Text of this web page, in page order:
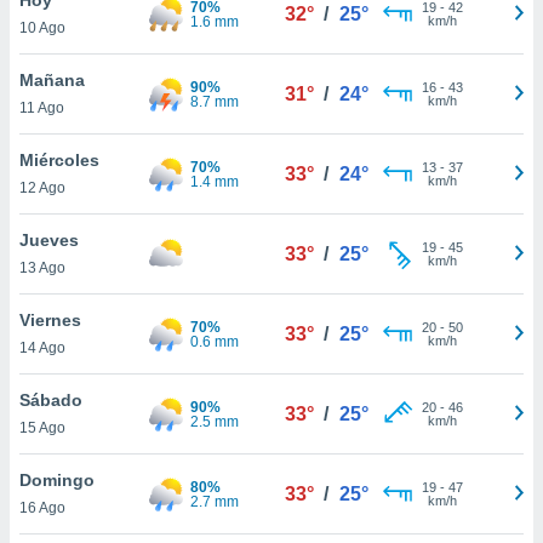
y
en
más
de
cookies
10 Ago
70%
1.6 mm
32° / 25° 19- 42
km/h
Mañana
11 Ago
90%
8.7 mm
31° / 24° 16- 43
km/h
Miércoles
12 Ago
70%
1.4 mm
33° / 24° 13- 37
km/h
Jueves
13 Ago
33° / 25° 19- 45
km/h
Viernes
14 Ago
70%
0.6 mm
33° / 25° 20- 50
km/h
Sábado
15 Ago
90%
2.5 mm
33° / 25° 20- 46
km/h
Domingo
16 Ago
80%
2.7 mm
33° / 25° 19- 47
km/h